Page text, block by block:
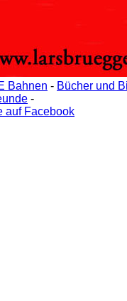
Bahnen - Bücher und
-
auf Facebook